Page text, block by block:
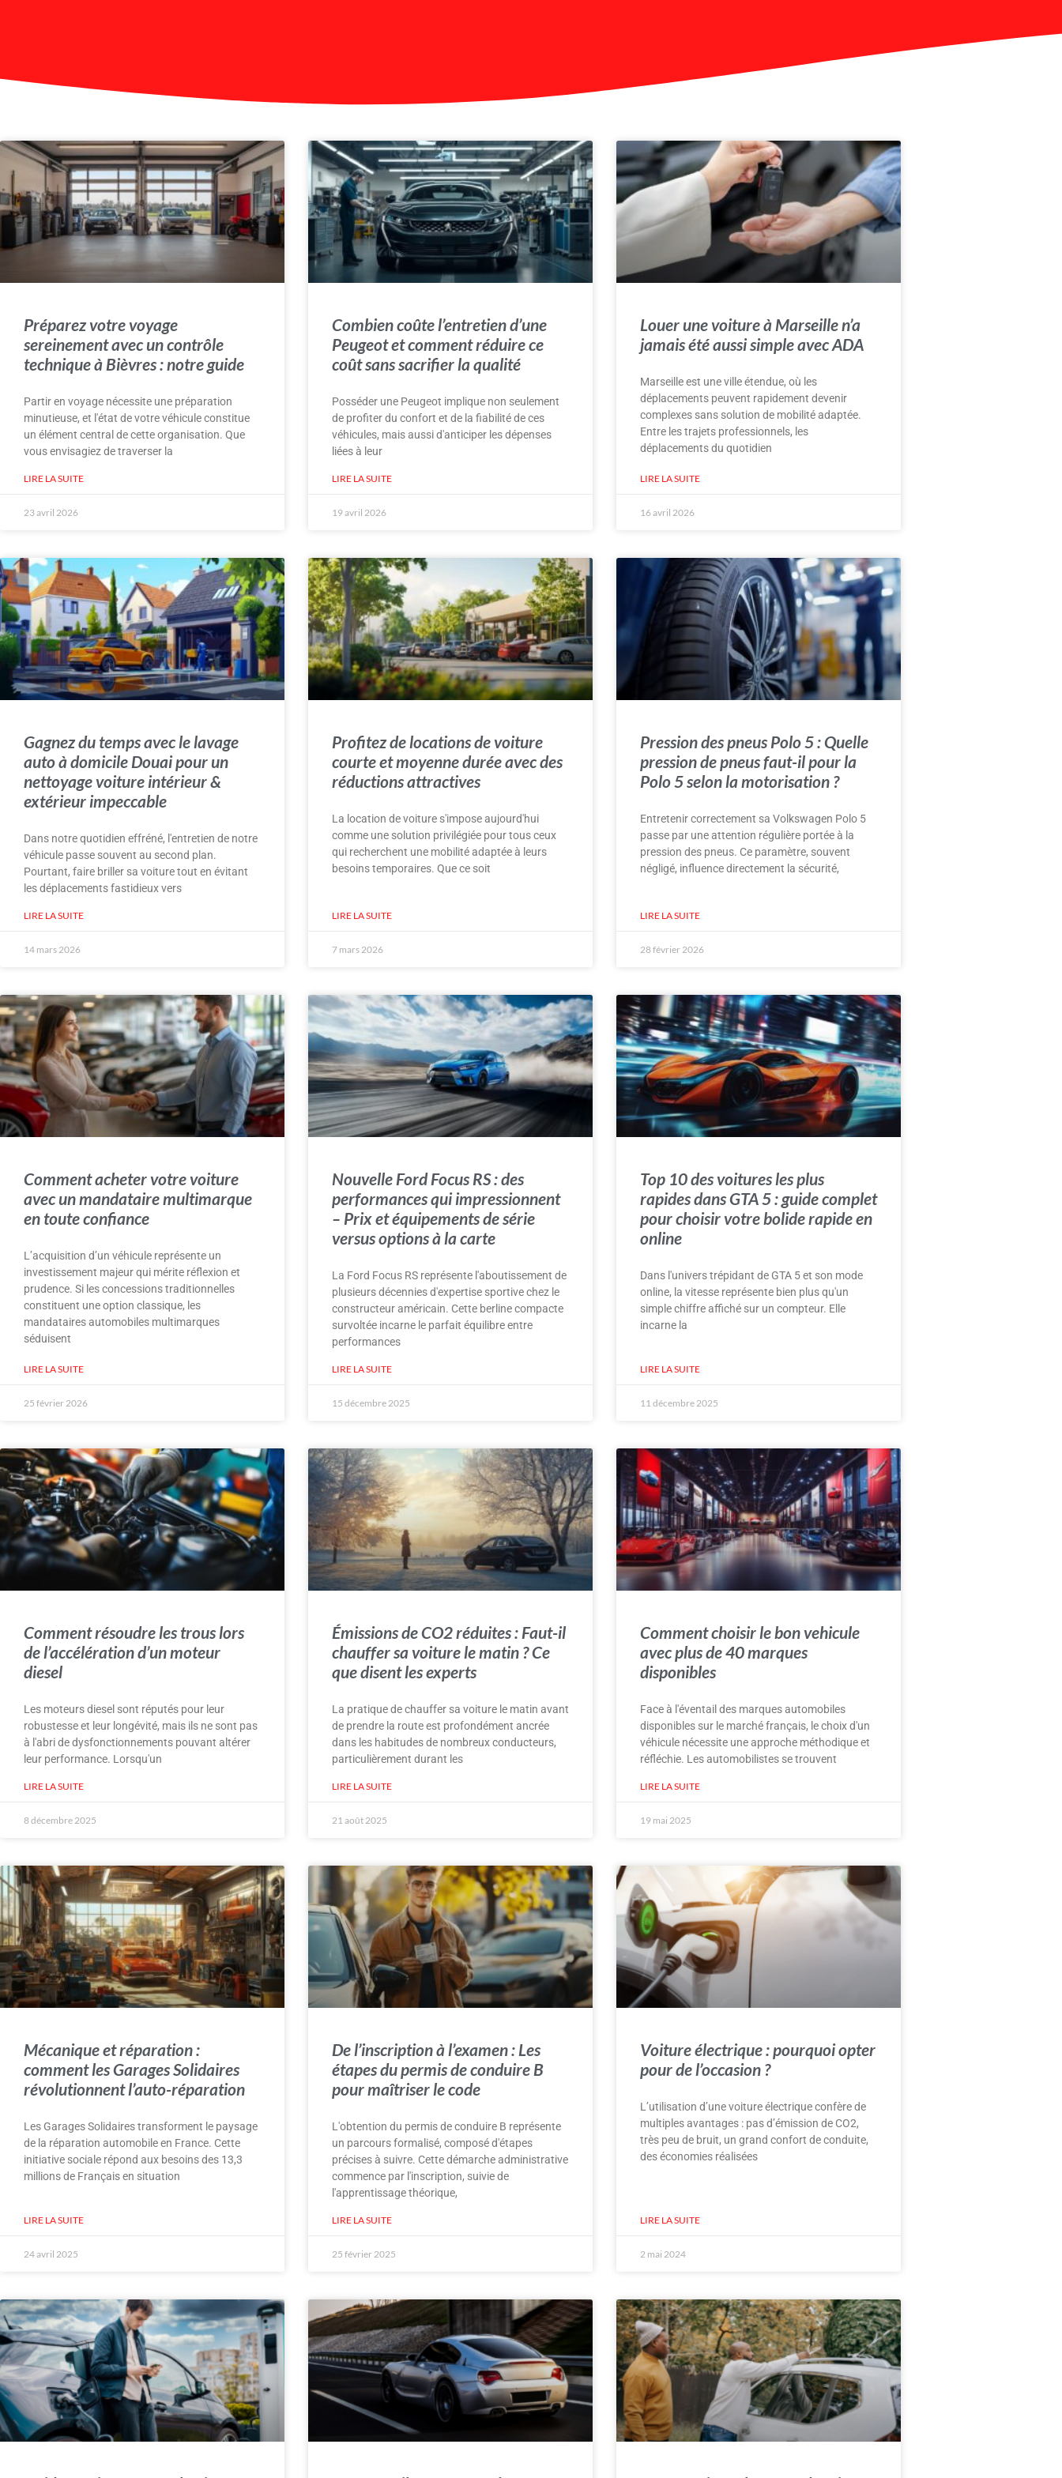
Préparez votre voyage
sereinement avec un contrôle
technique à Bièvres : notre guide
Partir en voyage nécessite une préparation
minutieuse, et l'état de votre véhicule constitue
un élément central de cette organisation. Que
vous envisagiez de traverser la
LIRE LA SUITE
23 avril 2026
Combien coûte l’entretien d’une
Peugeot et comment réduire ce
coût sans sacrifier la qualité
Posséder une Peugeot implique non seulement
de profiter du confort et de la fiabilité de ces
véhicules, mais aussi d'anticiper les dépenses
liées à leur
LIRE LA SUITE
19 avril 2026
Louer une voiture à Marseille n’a
jamais été aussi simple avec ADA
Marseille est une ville étendue, où les
déplacements peuvent rapidement devenir
complexes sans solution de mobilité adaptée.
Entre les trajets professionnels, les
déplacements du quotidien
LIRE LA SUITE
16 avril 2026
Gagnez du temps avec le lavage
auto à domicile Douai pour un
nettoyage voiture intérieur &
extérieur impeccable
Dans notre quotidien effréné, l'entretien de notre
véhicule passe souvent au second plan.
Pourtant, faire briller sa voiture tout en évitant
les déplacements fastidieux vers
LIRE LA SUITE
14 mars 2026
Profitez de locations de voiture
courte et moyenne durée avec des
réductions attractives
La location de voiture s'impose aujourd'hui
comme une solution privilégiée pour tous ceux
qui recherchent une mobilité adaptée à leurs
besoins temporaires. Que ce soit
LIRE LA SUITE
7 mars 2026
Pression des pneus Polo 5 : Quelle
pression de pneus faut-il pour la
Polo 5 selon la motorisation ?
Entretenir correctement sa Volkswagen Polo 5
passe par une attention régulière portée à la
pression des pneus. Ce paramètre, souvent
négligé, influence directement la sécurité,
LIRE LA SUITE
28 février 2026
Comment acheter votre voiture
avec un mandataire multimarque
en toute confiance
L’acquisition d’un véhicule représente un
investissement majeur qui mérite réflexion et
prudence. Si les concessions traditionnelles
constituent une option classique, les
mandataires automobiles multimarques
séduisent
LIRE LA SUITE
25 février 2026
Nouvelle Ford Focus RS : des
performances qui impressionnent
– Prix et équipements de série
versus options à la carte
La Ford Focus RS représente l'aboutissement de
plusieurs décennies d'expertise sportive chez le
constructeur américain. Cette berline compacte
survoltée incarne le parfait équilibre entre
performances
LIRE LA SUITE
15 décembre 2025
Top 10 des voitures les plus
rapides dans GTA 5 : guide complet
pour choisir votre bolide rapide en
online
Dans l'univers trépidant de GTA 5 et son mode
online, la vitesse représente bien plus qu'un
simple chiffre affiché sur un compteur. Elle
incarne la
LIRE LA SUITE
11 décembre 2025
Comment résoudre les trous lors
de l’accélération d’un moteur
diesel
Les moteurs diesel sont réputés pour leur
robustesse et leur longévité, mais ils ne sont pas
à l'abri de dysfonctionnements pouvant altérer
leur performance. Lorsqu'un
LIRE LA SUITE
8 décembre 2025
Émissions de CO2 réduites : Faut-il
chauffer sa voiture le matin ? Ce
que disent les experts
La pratique de chauffer sa voiture le matin avant
de prendre la route est profondément ancrée
dans les habitudes de nombreux conducteurs,
particulièrement durant les
LIRE LA SUITE
21 août 2025
Comment choisir le bon vehicule
avec plus de 40 marques
disponibles
Face à l'éventail des marques automobiles
disponibles sur le marché français, le choix d'un
véhicule nécessite une approche méthodique et
réfléchie. Les automobilistes se trouvent
LIRE LA SUITE
19 mai 2025
Mécanique et réparation :
comment les Garages Solidaires
révolutionnent l’auto-réparation
Les Garages Solidaires transforment le paysage
de la réparation automobile en France. Cette
initiative sociale répond aux besoins des 13,3
millions de Français en situation
LIRE LA SUITE
24 avril 2025
De l’inscription à l’examen : Les
étapes du permis de conduire B
pour maîtriser le code
L'obtention du permis de conduire B représente
un parcours formalisé, composé d'étapes
précises à suivre. Cette démarche administrative
commence par l'inscription, suivie de
l'apprentissage théorique,
LIRE LA SUITE
25 février 2025
Voiture électrique : pourquoi opter
pour de l’occasion ?
L’utilisation d’une voiture électrique confère de
multiples avantages : pas d’émission de CO2,
très peu de bruit, un grand confort de conduite,
des économies réalisées
LIRE LA SUITE
2 mai 2024